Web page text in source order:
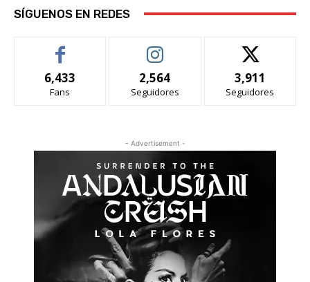
SÍGUENOS EN REDES
6,433
Fans
2,564
Seguidores
3,911
Seguidores
- Advertisement -